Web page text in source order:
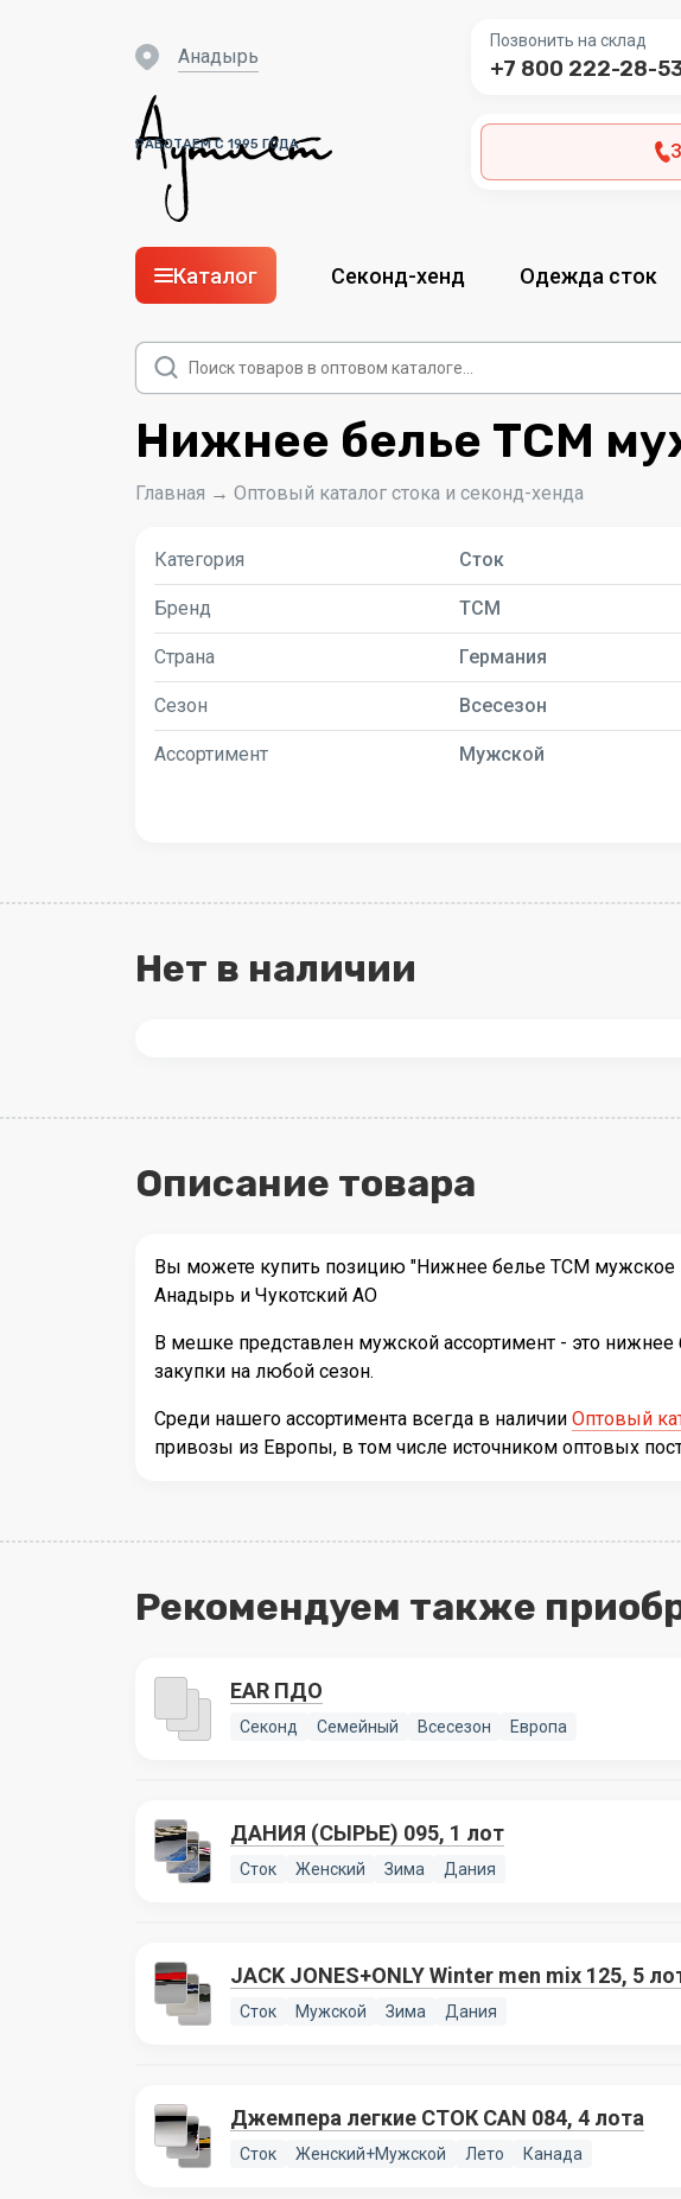
РАБОТАЕМ С 1995 ГОДА
Анадырь
Позвонить на склад
+7 800 222-28-
Каталог Секонд-хенд Одежда сток
Поиск
товаров
Нижнее белье TCM
Главная → Оптовый каталог стока и секонд-хенда
Категория Сток
Бренд TCM
Страна Германия
Сезон Всесезон
Ассортимент Мужской
Нет в наличии
Описание товара
Вы можете купить позицию "Нижнее белье TCM мужское
Анадырь и Чукотский АО
В мешке представлен мужской ассортимент - это нижнее
закупки на любой сезон.
Среди нашего ассортимента всегда в наличии Оптовый
привозы из Европы, в том числе источником оптовых
Рекомендуем также
EAR ПДО
Секонд Семейный Всесезон Европа
ДАНИЯ (СЫРЬЕ) 095, 1 лот
Сток Женский Зима Дания
JACK JONES+ONLY Winter men mix 125, 5
Сток Мужской Зима Дания
Джемпера легкие СТОК CAN 084, 4 лота
Сток Женский+Мужской Лето Канада